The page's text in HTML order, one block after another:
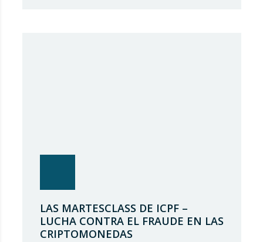
LAS MARTESCLASS DE ICPF –
LUCHA CONTRA EL FRAUDE EN LAS
CRIPTOMONEDAS